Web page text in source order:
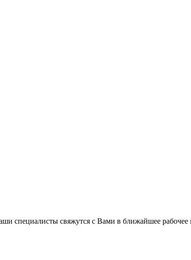
специалисты свяжутся с Вами в ближайшее